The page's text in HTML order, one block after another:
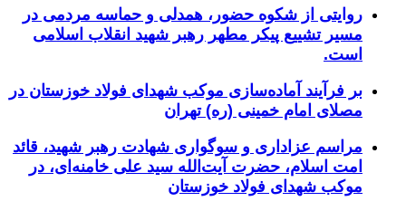
روایتی از شکوه حضور، همدلی و حماسه مردمی در
مسیر تشییع پیکر مطهر رهبر شهید انقلاب اسلامی
است.
بر فرآیند آماده‌سازی موکب شهدای فولاد خوزستان در
مصلای امام خمینی (ره) تهران
مراسم عزاداری و سوگواری شهادت رهبر شهید، قائد
امت اسلام، حضرت آیت‌الله سید علی خامنه‌ای، در
موکب شهدای فولاد خوزستان